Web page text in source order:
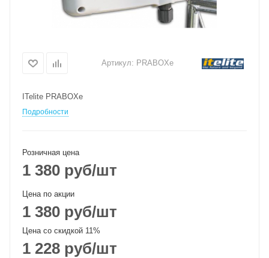
Артикул: PRABOXe
ITelite PRABOXe
Подробности
Розничная цена
1 380 руб/шт
Цена по акции
1 380 руб/шт
Цена со скидкой 11%
1 228 руб/шт